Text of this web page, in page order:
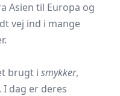
Asien til Europa og
vej ind i mange
brugt i smykker,
I dag er deres